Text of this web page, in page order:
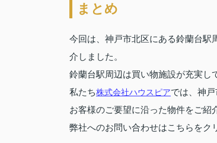
まとめ
今回は、神戸市北区にある鈴蘭台駅
介しました。
鈴蘭台駅周辺は買い物施設が充実し
私たち株式会社ハウスピアでは、神
お客様のご要望に沿った物件をご紹
弊社へのお問い合わせはこちらをク